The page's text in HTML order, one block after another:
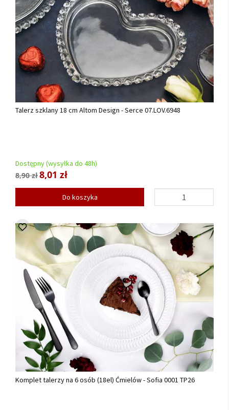
Talerz szklany 18 cm Altom Design - Serce 07.LOV.6948
Dostępny (wysyłka do 48h)
8,90 zł8,01 zł
Do koszyka
Komplet talerzy na 6 osób (18el) Ćmielów - Sofia 0001 TP26